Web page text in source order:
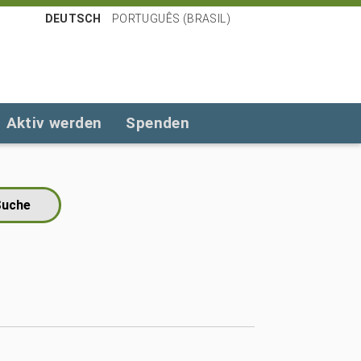
DEUTSCH PORTUGUÊS (BRASIL)
Aktiv werden Spenden